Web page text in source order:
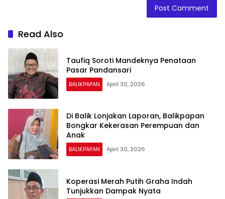
Read Also
Taufiq Soroti Mandeknya Penataan
Pasar Pandansari
BALIKPAPAN April 30, 2026
Di Balik Lonjakan Laporan, Balikpapan
Bongkar Kekerasan Perempuan dan
Anak
BALIKPAPAN April 30, 2026
Koperasi Merah Putih Graha Indah
Tunjukkan Dampak Nyata